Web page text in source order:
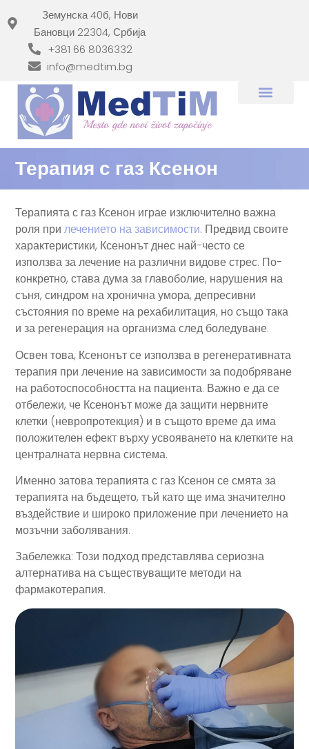
Земунска 40б, Нови
Бановци 22304, Србија
+381 66 8036332
info@medtim.bg
Терапия с газ Ксенон
Терапията с газ Ксенон играе изключително важна
роля прилечението на зависимости. Предвид своите
характеристики, Ксенонът днес най-често се
използва за лечение на различни видове стрес. По-
конкретно, става дума за главоболие, нарушения на
съня, синдром на хронична умора, депресивни
състояния по време на рехабилитация, но също така
и за регенерация на организма след боледуване.
Освен това, Ксенонът се използва в регенеративната
терапия при лечение на зависимости за подобряване
на работоспособността на пациента. Важно е да се
отбележи, че Ксенонът може да защити нервните
клетки (невропротекция) и в същото време да има
положителен ефект върху усвояването на клетките на
централната нервна система.
Именно затова терапията с газ Ксенон се смята за
терапията на бъдещето, тъй като ще има значително
въздействие и широко приложение при лечението на
мозъчни заболявания.
Забележка: Този подход представлява сериозна
алтернатива на съществуващите методи на
фармакотерапия.